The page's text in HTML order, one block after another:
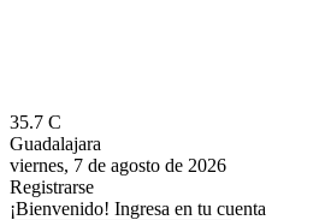
35.7 C
Guadalajara
viernes, 7 de agosto de 2026
Registrarse
¡Bienvenido! Ingresa en tu cuenta